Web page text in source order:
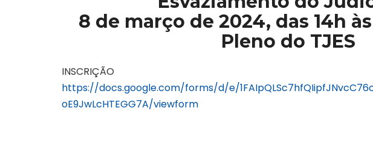
8 de março de 2024, das 14h
Pleno do TJES
INSCRIÇÃO
https://docs.google.com/forms/d/e/
oE9JwLcHTEGG7A/viewform